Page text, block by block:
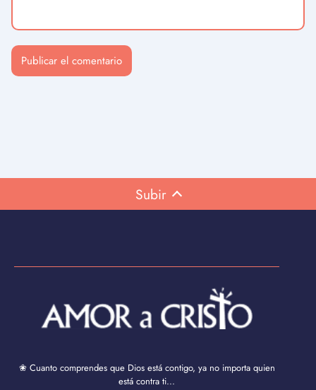
Subir
❀ Cuanto comprendes que Dios está contigo, ya no importa quien
está contra ti...